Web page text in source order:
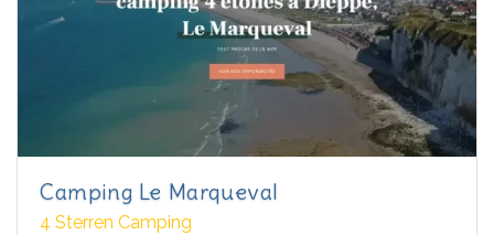
Camping Le Marqueval
4 Sterren Camping